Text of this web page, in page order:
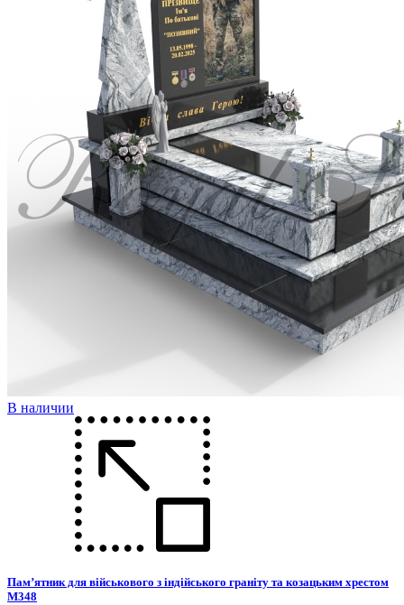
В наличии
Пам’ятник для військового з індійського граніту та козацьким хрестом
М348